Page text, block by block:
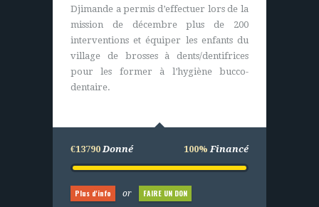
Djimande a permis d’effectuer lors de la
mission de décembre plus de 200
interventions et équiper les enfants du
village de brosses à dents/dentifrices
pour les former à l’hygiène bucco-
dentaire.
€13790Donné 100% Financé
Plus d'info or FAIRE UN DON
le financement global de l’opération
pour l’achat de matériels (durables). Les
villageois eux construisent,
entretiennent et assurent le bon
fonctionnement du centre de santé.
€25000Donné 100%Financé